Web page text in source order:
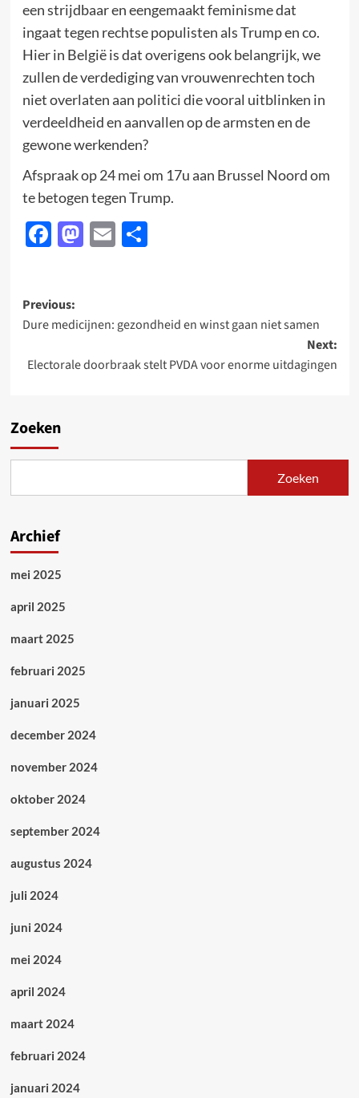
een strijdbaar en eengemaakt feminisme dat
ingaat tegen rechtse populisten als Trump en co.
Hier in België is dat overigens ook belangrijk, we
zullen de verdediging van vrouwenrechten toch
niet overlaten aan politici die vooral uitblinken in
verdeeldheid en aanvallen op de armsten en de
gewone werkenden?
Afspraak op 24 mei om 17u aan Brussel Noord om
te betogen tegen Trump.
Facebook
Mastodon
EmailDelen
Post
navigation
Previous:
Dure medicijnen: gezondheid en winst gaan niet samen
Next:
Electorale doorbraak stelt PVDA voor enorme uitdagingen
Zoeken
Zoeken
Archief
mei 2025
april 2025
maart 2025
februari 2025
januari 2025
december 2024
november 2024
oktober 2024
september 2024
augustus 2024
juli 2024
juni 2024
mei 2024
april 2024
maart 2024
februari 2024
januari 2024